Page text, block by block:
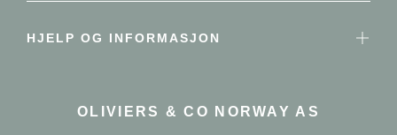
HJELP OG INFORMASJON
OLIVIERS & CO NORWAY AS